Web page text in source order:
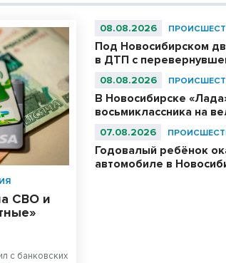
СВО и
с банковских
08.08.2026
Под Новосибирском
в ДТП с
08.08.2026
В Новосибирске
восьмиклассника на
07.08.2026
Годовалый ребёнок
автомобиле в